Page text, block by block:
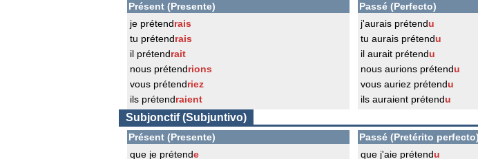
Présent (Presente)
je prétendrais
tu prétendrais
il prétendrait
nous prétendrions
vous prétendriez
ils prétendraient
Passé (Perfecto)
j'aurais prétendu
tu aurais prétendu
il aurait prétendu
nous aurions prétendu
vous auriez prétendu
ils auraient prétendu
Subjonctif (Subjuntivo)
Présent (Presente)
que je prétende
Passé (Pretérito perfecto)
que j'aie prétendu